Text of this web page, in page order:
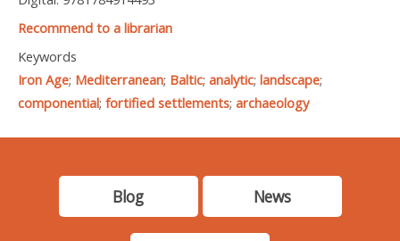
Recommend to a librarian
Keywords
Iron Age; Mediterranean; Baltic; analytic; landscape;
componential; fortified settlements; archaeology
Blog News